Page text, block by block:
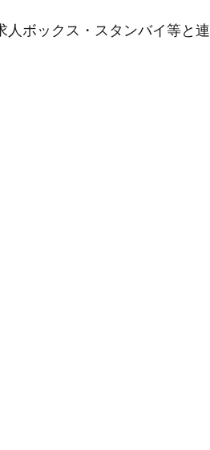
人ボックス・スタンバイ等と